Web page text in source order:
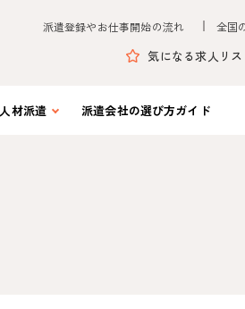
派遣登録やお仕事開始の流れ 全国
気になる求人リス
人材派遣 派遣会社の選び方ガイド